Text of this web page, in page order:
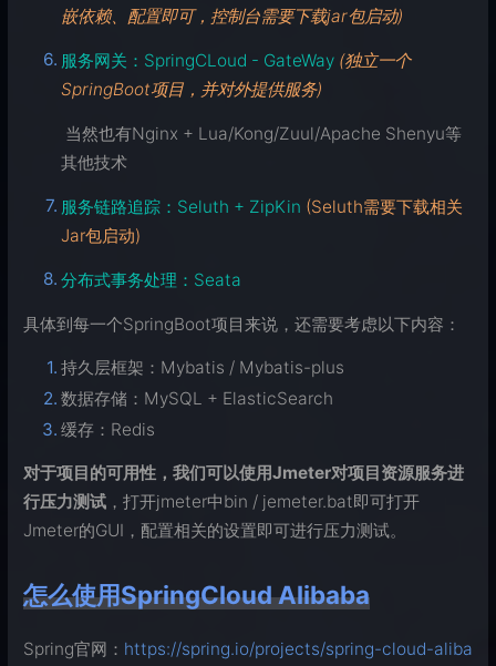
嵌依赖、配置即可，控制台需要下载jar包启动)
服务网关：SpringCLoud - GateWay (独立一个
SpringBoot项目，并对外提供服务)
​ 当然也有Nginx + Lua/Kong/Zuul/Apache Shenyu等
其他技术
服务链路追踪：Seluth + ZipKin (Seluth需要下载相关
Jar包启动)
分布式事务处理：Seata
具体到每一个SpringBoot项目来说，还需要考虑以下内容：
持久层框架：Mybatis / Mybatis-plus
数据存储：MySQL + ElasticSearch
缓存：Redis
对于项目的可用性，我们可以使用Jmeter对项目资源服务进
行压力测试 ，打开jmeter中bin / jemeter.bat即可打开
Jmeter的GUI，配置相关的设置即可进行压力测试。
怎么使用SpringCloud Alibaba
Spring官网： https://spring.io/projects/spring-cloud-aliba